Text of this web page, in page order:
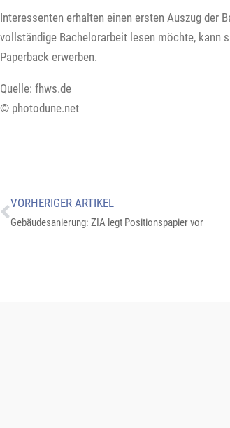
Interessenten erhalten einen ersten Auszug der
vollständige Bachelorarbeit lesen möchte, kann
Paperback erwerben.
Quelle: fhws.de
© photodune.net
VORHERIGER ARTIKEL
Gebäudesanierung: ZIA legt Positionspapier vor